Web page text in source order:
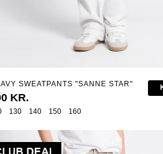
130 140 150 160
SWEATPANTS "SANNE STAR"
KR.